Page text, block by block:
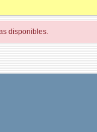
disponibles.